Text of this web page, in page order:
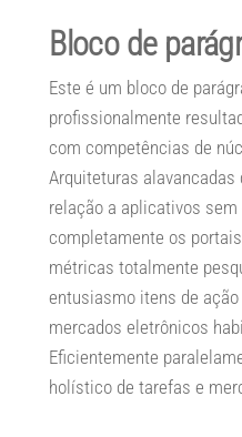
Bloco de
Este é um bloco de
profissionalmente
com competências de
Arquiteturas
relação a aplicativos
completamente os
métricas totalmente
entusiasmo itens de
mercados eletrônicos
Eficientemente
holístico de tarefas e